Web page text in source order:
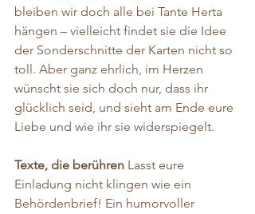
bleiben wir doch alle bei Tante Herta
hängen – vielleicht findet sie die Idee
der Sonderschnitte der Karten nicht so
toll. Aber ganz ehrlich, im Herzen
wünscht sie sich doch nur, dass ihr
glücklich seid, und sieht am Ende eure
Liebe und wie ihr sie widerspiegelt.
Texte, die berühren Lasst eure
Einladung nicht klingen wie ein
Behördenbrief! Ein humorvoller